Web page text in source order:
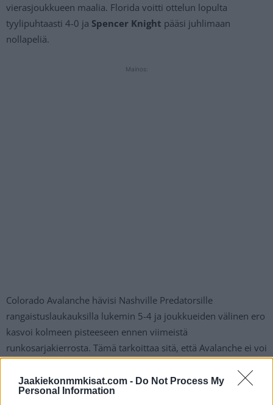
Jaakiekonmmkisat.com - Do Not Process My
Personal Information
vierasjoukkueen maalia. Florida voitti ottelun lopulta
tyylipuhtaasti 4-0 ja Spencer Knight pääsi juhlimaan
nollapeliä.
Mainos:
Colorado Avalanche hävisi Nashville Predatorsille
rangaistuslaukauksilla lukemin 5-4 ja joukkueiden välinen ero
kasvoi kolmeen pisteeseen ennen viimeistä
runkosarjakierrosta. Tämä tarkoittaa sitä, että Avalanche ei voi
voittamaan runkosarjan.